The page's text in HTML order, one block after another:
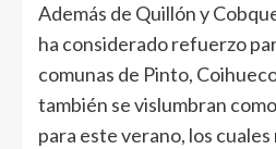
Además de Quillón y
ha considerado refuerzo
comunas de Pinto,
también se vislumbran
para este verano, los